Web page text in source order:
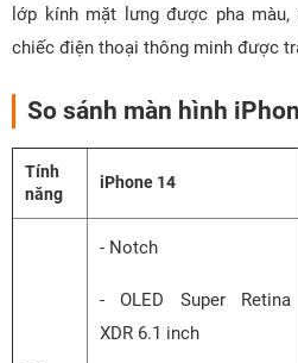
lớp kính mặt lưng được pha
chiếc điện thoại thông minh được
So sánh màn hình
Tính
năng
iPhone 14
- Notch
- OLED Super Retina
XDR 6.1 inch